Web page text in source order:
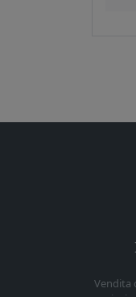
Vendita